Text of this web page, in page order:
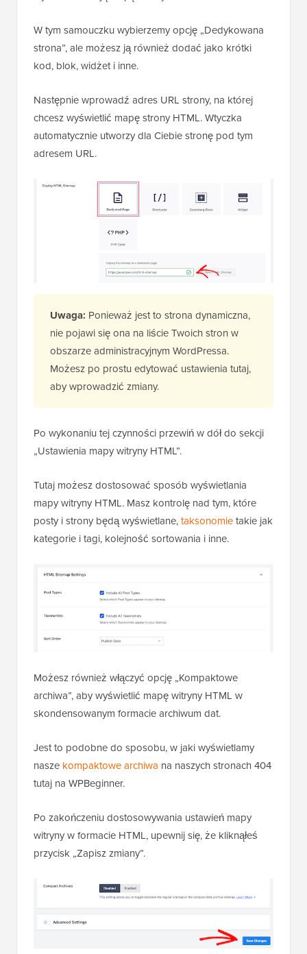
W tym samouczku wybierzemy opcję „Dedykowana
strona”, ale możesz ją również dodać jako krótki
kod, blok, widżet i inne.
Następnie wprowadź adres URL strony, na której
chcesz wyświetlić mapę strony HTML. Wtyczka
automatycznie utworzy dla Ciebie stronę pod tym
adresem URL.
Uwaga: Ponieważ jest to strona dynamiczna,
nie pojawi się ona na liście Twoich stron w
obszarze administracyjnym WordPressa.
Możesz po prostu edytować ustawienia tutaj,
aby wprowadzić zmiany.
Po wykonaniu tej czynności przewiń w dół do sekcji
„Ustawienia mapy witryny HTML”.
Tutaj możesz dostosować sposób wyświetlania
mapy witryny HTML. Masz kontrolę nad tym, które
posty i strony będą wyświetlane,taksonomietakie jak
kategorie i tagi, kolejność sortowania i inne.
Możesz również włączyć opcję „Kompaktowe
archiwa”, aby wyświetlić mapę witryny HTML w
skondensowanym formacie archiwum dat.
Jest to podobne do sposobu, w jaki wyświetlamy
nasze kompaktowe archiwa na naszych stronach 404
tutaj na WPBeginner.
Po zakończeniu dostosowywania ustawień mapy
witryny w formacie HTML, upewnij się, że kliknąłeś
przycisk „Zapisz zmiany”.